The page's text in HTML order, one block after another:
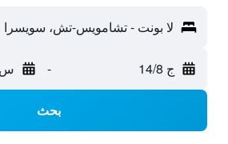
لا بونت - تشامويس-تش، سويسرا
ج 14/8 - س 15/8
بحث